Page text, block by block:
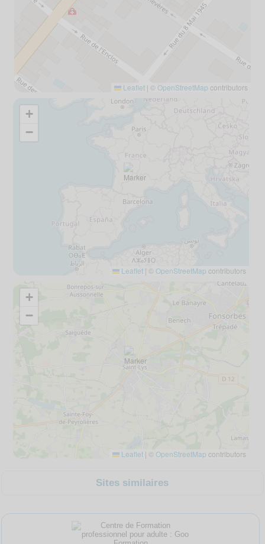
Leaflet | © OpenStreetMap contributors
+
−
Leaflet | ©OpenStreetMap contributors
+
−
Leaflet | ©OpenStreetMap contributors
Sites similaires